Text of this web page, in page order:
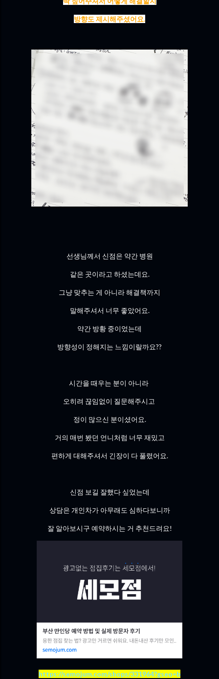
방향도 제시해주셨어요.
선생님께서 신점은 약간 병원
같은 곳이라고 하셨는데요.
그냥 맞추는 게 아니라 해결책까지
말해주셔서 너무 좋았어요.
약간 방황 중이었는데
방향성이 정해지는 느낌이랄까요??
시간을 때우는 분이 아니라
오히려 끊임없이 질문해주시고
정이 많으신 분이셨어요.
거의 매번 봤던 언니처럼 너무 재밌고
편하게 대해주셔서 긴장이 다 풀렸어요.
신점 보길 잘했다 싶었는데
상담은 개인차가 아무래도 심하다보니까
잘 알아보시구 예약하시는 거 추천드려요!
https://semojum.com/shops/331964?gseo=b